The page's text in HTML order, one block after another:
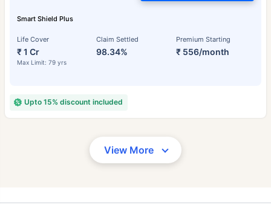
Smart Shield Plus
Life Cover
₹ 1 Cr
Max Limit: 79 yrs
Claim Settled
98.34%
Premium Starting
₹ 556/month
Upto 15% discount included
View More